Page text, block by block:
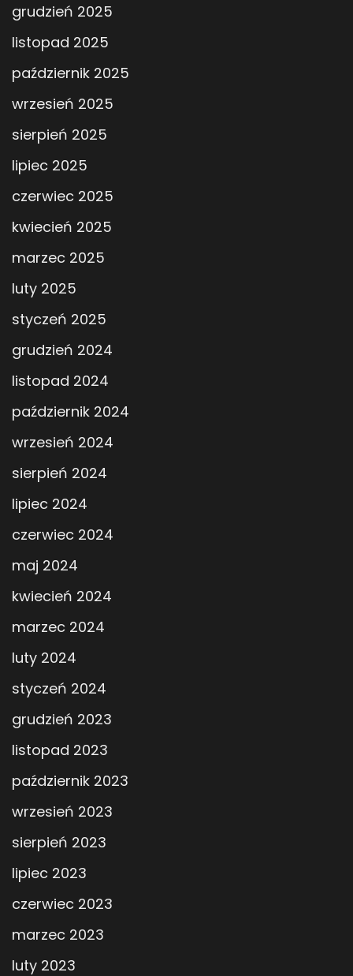
grudzień 2025
listopad 2025
październik 2025
wrzesień 2025
sierpień 2025
lipiec 2025
czerwiec 2025
kwiecień 2025
marzec 2025
luty 2025
styczeń 2025
grudzień 2024
listopad 2024
październik 2024
wrzesień 2024
sierpień 2024
lipiec 2024
czerwiec 2024
maj 2024
kwiecień 2024
marzec 2024
luty 2024
styczeń 2024
grudzień 2023
listopad 2023
październik 2023
wrzesień 2023
sierpień 2023
lipiec 2023
czerwiec 2023
marzec 2023
luty 2023